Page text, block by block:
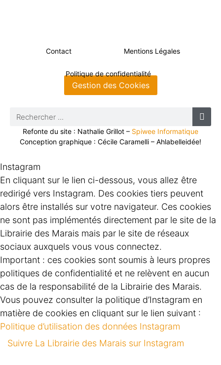
Contact Mentions Légales
Politique de confidentialité
Gestion des Cookies
Refonte du site : Nathalie Grillot – Spiwee Informatique
Conception graphique : Cécile Caramelli – Ahlabelleidée!
Instagram
En cliquant sur le lien ci-dessous, vous allez être
redirigé vers Instagram. Des cookies tiers peuvent
alors être installés sur votre navigateur. Ces cookies
ne sont pas implémentés directement par le site de la
Librairie des Marais mais par le site de réseaux
sociaux auxquels vous vous connectez.
Important : ces cookies sont soumis à leurs propres
politiques de confidentialité et ne relèvent en aucun
cas de la responsabilité de la Librairie des Marais.
Vous pouvez consulter la politique d’Instagram en
matière de cookies en cliquant sur le lien suivant :
Politique d’utilisation des données Instagram
Suivre La Librairie des Marais sur Instagram